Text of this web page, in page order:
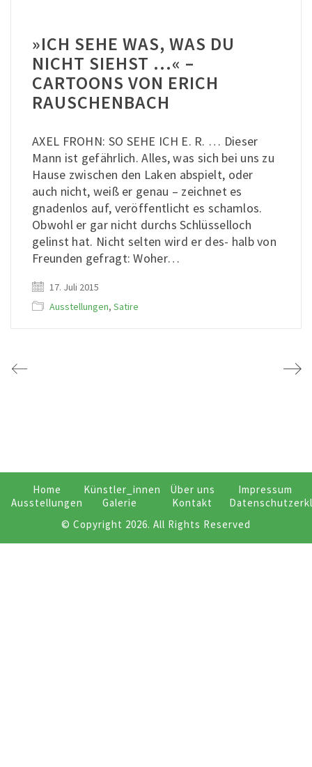
»ICH SEHE WAS, WAS DU
NICHT SIEHST …« –
CARTOONS VON ERICH
RAUSCHENBACH
AXEL FROHN: SO SEHE ICH E. R. … Dieser
Mann ist gefährlich. Alles, was sich bei uns zu
Hause zwischen den Laken abspielt, oder
auch nicht, weiß er genau – zeichnet es
gnadenlos auf, veröffentlicht es schamlos.
Obwohl er gar nicht durchs Schlüsselloch
gelinst hat. Nicht selten wird er des- halb von
Freunden gefragt: Woher…
17. Juli 2015
Ausstellungen, Satire
Home
Ausstellungen
Künstler_innen
Galerie
Über uns
Kontakt
Impressum
© Copyright 2026. All Rights Reserved